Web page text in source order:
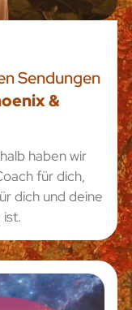
Sendungen
&
haben wir
für dich,
dich und deine